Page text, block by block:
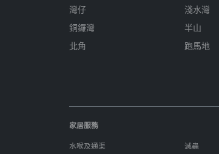
灣仔
銅鑼灣
北角
淺水灣
半山
跑馬地
家居服務
水喉及通渠 滅蟲